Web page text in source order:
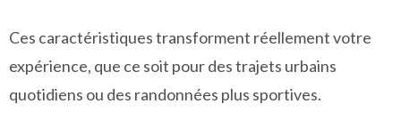
Ces caractéristiques transforment réellement votre
expérience, que ce soit pour des trajets urbains
quotidiens ou des randonnées plus sportives.